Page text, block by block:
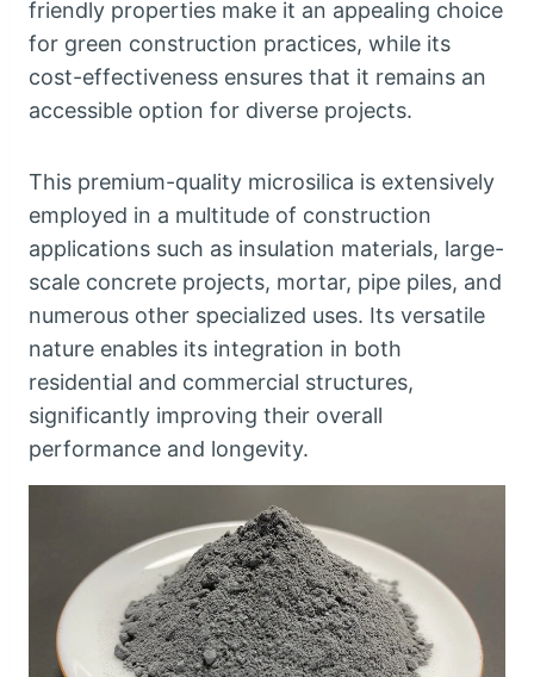
friendly properties make it an appealing choice
for green construction practices, while its
cost-effectiveness ensures that it remains an
accessible option for diverse projects.
This premium-quality microsilica is extensively
employed in a multitude of construction
applications such as insulation materials, large-
scale concrete projects, mortar, pipe piles, and
numerous other specialized uses. Its versatile
nature enables its integration in both
residential and commercial structures,
significantly improving their overall
performance and longevity.